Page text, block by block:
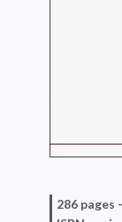
286 pages -